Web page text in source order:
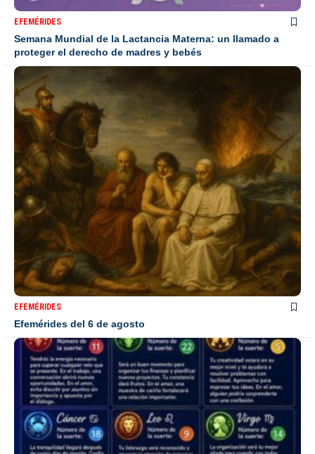
EFEMÉRIDES
Semana Mundial de la Lactancia Materna: un llamado a
proteger el derecho de madres y bebés
EFEMÉRIDES
Efemérides del 6 de agosto